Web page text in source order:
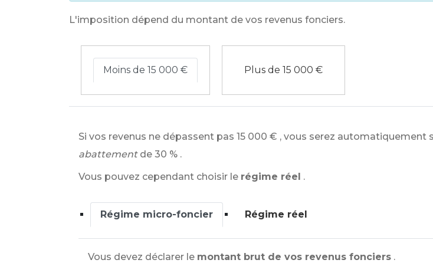
L'imposition dépend du montant de vos revenus fonciers.
Moins de 15 000 € Plus de 15 000 €
Si vos revenus ne dépassent pas 15 000 € , vous serez automatiquement
abattement de 30 % .
Vous pouvez cependant choisir le régime réel .
Régime micro-foncier Régime réel
Vous devez déclarer le montant brut de vos revenus fonciers .